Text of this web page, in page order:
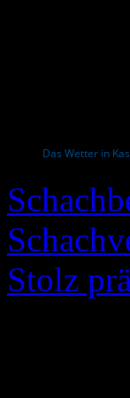
Das Wetter in
Stolz